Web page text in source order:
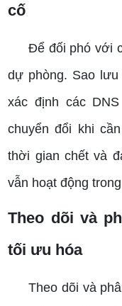
cố
Để đối phó với
dự phòng. Sao
xác định các
chuyển đổi khi
thời gian chết và
vẫn hoạt động
Theo dõi và
tối ưu hóa
Theo dõi và